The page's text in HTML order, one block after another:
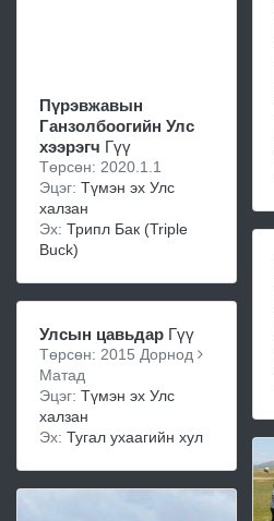
Пүрэвжавын
Ганзолбоогийн Улс
хээрэгч Гүү
Төрсөн: 2020.1.1
Эцэг: Түмэн эх Улс
халзан
Эх: Трипл Бaк (Triple
Buck)
Улсын цавьдар Гүү
Төрсөн: 2015 Дорнод
Матад
Эцэг: Түмэн эх Улс
халзан
Эх: Тугал ухаагийн хул